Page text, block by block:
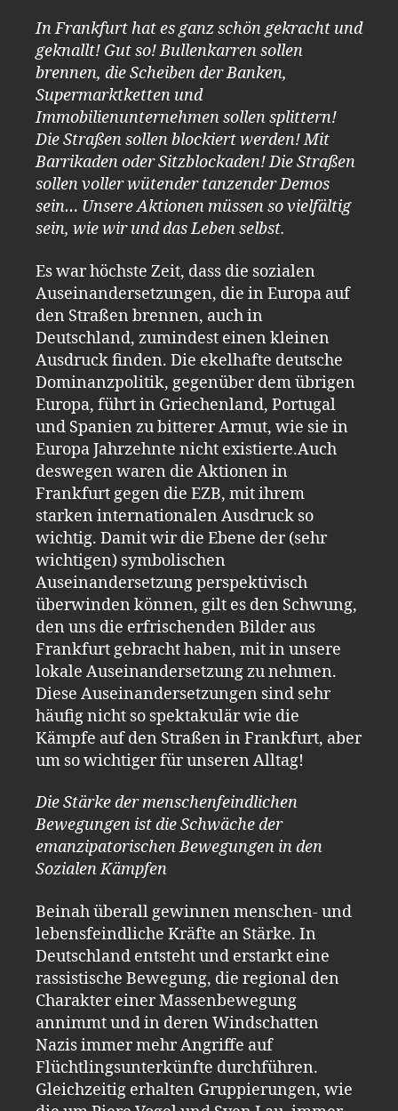
In Frankfurt hat es ganz schön gekracht und
geknallt! Gut so! Bullenkarren sollen
brennen, die Scheiben der Banken,
Supermarktketten und
Immobilienunternehmen sollen splittern!
Die Straßen sollen blockiert werden! Mit
Barrikaden oder Sitzblockaden! Die Straßen
sollen voller wütender tanzender Demos
sein… Unsere Aktionen müssen so vielfältig
sein, wie wir und das Leben selbst.
Es war höchste Zeit, dass die sozialen
Auseinandersetzungen, die in Europa auf
den Straßen brennen, auch in
Deutschland, zumindest einen kleinen
Ausdruck finden. Die ekelhafte deutsche
Dominanzpolitik, gegenüber dem übrigen
Europa, führt in Griechenland, Portugal
und Spanien zu bitterer Armut, wie sie in
Europa Jahrzehnte nicht existierte.Auch
deswegen waren die Aktionen in
Frankfurt gegen die EZB, mit ihrem
starken internationalen Ausdruck so
wichtig. Damit wir die Ebene der (sehr
wichtigen) symbolischen
Auseinandersetzung perspektivisch
überwinden können, gilt es den Schwung,
den uns die erfrischenden Bilder aus
Frankfurt gebracht haben, mit in unsere
lokale Auseinandersetzung zu nehmen.
Diese Auseinandersetzungen sind sehr
häufig nicht so spektakulär wie die
Kämpfe auf den Straßen in Frankfurt, aber
um so wichtiger für unseren Alltag!
Die Stärke der menschenfeindlichen
Bewegungen ist die Schwäche der
emanzipatorischen Bewegungen in den
Sozialen Kämpfen
Beinah überall gewinnen menschen- und
lebensfeindliche Kräfte an Stärke. In
Deutschland entsteht und erstarkt eine
rassistische Bewegung, die regional den
Charakter einer Massenbewegung
annimmt und in deren Windschatten
Nazis immer mehr Angriffe auf
Flüchtlingsunterkünfte durchführen.
Gleichzeitig erhalten Gruppierungen, wie